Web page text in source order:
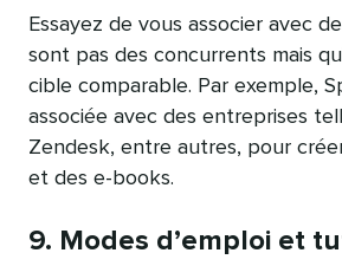
Essayez de vous associer avec
sont pas des concurrents mais
cible comparable. Par exemple,
associée avec des entreprises
Zendesk, entre autres, pour
et des e-books.
9. Modes d’emploi et